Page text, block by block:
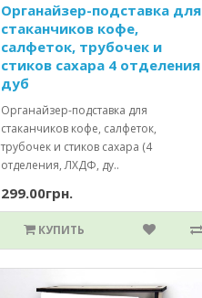
Органайзер-подставка для
стаканчиков кофе,
салфеток, трубочек и
стиков сахара 4 отделения
дуб
Органайзер-подставка для
стаканчиков кофе, салфеток,
трубочек и стиков сахара (4
отделения, ЛХДФ, ду..
299.00грн.
КУПИТЬ